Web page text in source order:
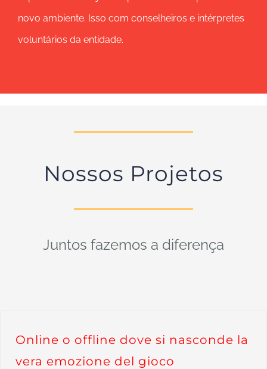
novo ambiente. Isso com conselheiros e intérpretes
voluntários da entidade.
Nossos Projetos
Juntos fazemos a diferença
Online o offline dove si nasconde la
vera emozione del gioco